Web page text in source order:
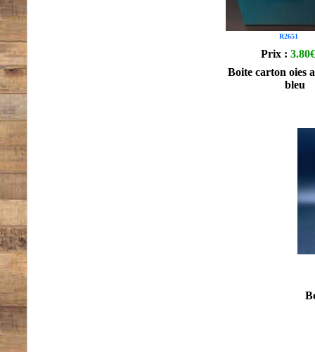
R2651
Prix : 3.80€
Boite carton oies
bleu